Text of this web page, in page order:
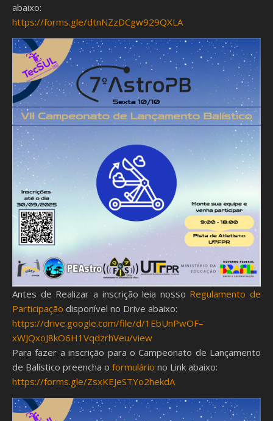
abaixo:
https://forms.gle/dtnNZzDCgw929QXLA
Antes de Realizar a inscrição leia nosso Regulamento de
Participação disponível no Drive abaixo:
https://drive.google.com/file/d/1EbUnPwOF–
xWJQxoJ8kO6H1VqdzrhVeu/view
Para fazer a inscrição para o Campeonato de Lançamento
de Balístico preencha o formulário no Link abaixo:
https://forms.gle/ZsxKEJeSTYo2hekdA